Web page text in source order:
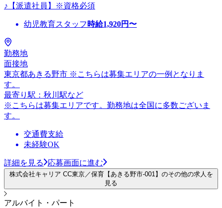
♪【派遣社員】※資格必須
幼児教育スタッフ 時給1,920円〜
勤務地
面接地
東京都あきる野市 ※こちらは募集エリアの一例となりま
す。
最寄り駅：秋川駅など
※こちらは募集エリアです。勤務地は全国に多数ございま
す。
交通費支給
未経験OK
詳細を見る 応募画面に進む
株式会社キャリア CC東京／保育【あきる野市-001】のその他の求人を
見る
アルバイト・パート